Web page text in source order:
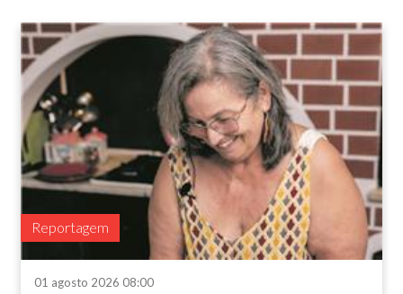
Reportagem
01 agosto 2026 08:00